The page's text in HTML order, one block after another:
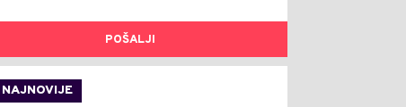
POŠALJI
NAJNOVIJE